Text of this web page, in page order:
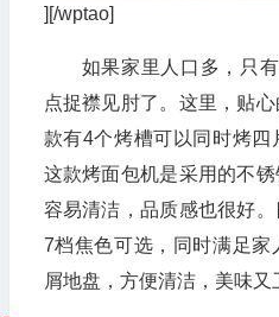
][/wptao]
如果家里人口多，只
点捉襟见肘了。这里，贴
款有4个烤槽可以同时烤
这款烤面包机是采用的不
容易清洁，品质感也很好
7档焦色可选，同时满足
屑地盘，方便清洁，美味又